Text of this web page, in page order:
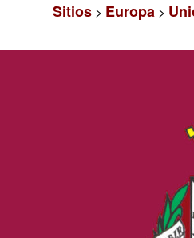
Sitios> Europa>